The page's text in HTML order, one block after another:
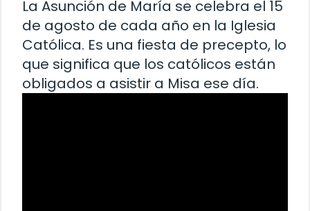
La Asunción de María se celebra el 15
de agosto de cada año en la Iglesia
Católica. Es una fiesta de precepto, lo
que significa que los católicos están
obligados a asistir a Misa ese día.